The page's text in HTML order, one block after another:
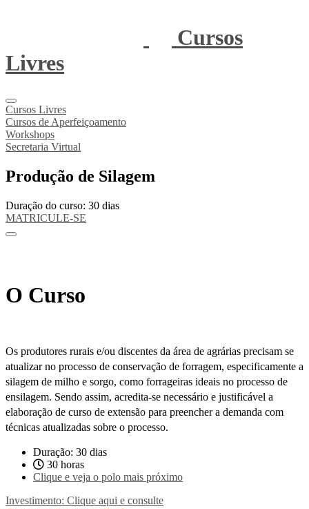
Cursos
Livres
Cursos Livres
Cursos de Aperfeiçoamento
Workshops
Secretaria Virtual
Produção de Silagem
Duração do curso: 30 dias
MATRICULE-SE
O Curso
Os produtores rurais e/ou discentes da área de agrárias precisam se
atualizar no processo de conservação de forragem, especificamente a
silagem de milho e sorgo, como forrageiras ideais no processo de
ensilagem. Sendo assim, acredita-se necessário e justificável a
elaboração de curso de extensão para preencher a demanda com
técnicas atualizadas sobre o processo.
Duração: 30 dias
30 horas
Clique e veja o polo mais próximo
Investimento: Clique aqui e consulte